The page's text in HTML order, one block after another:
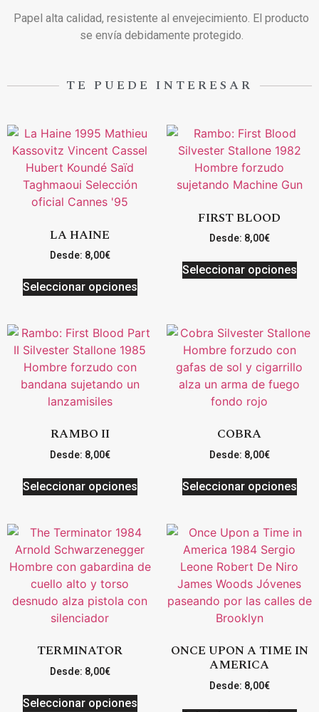
Papel alta calidad, resistente al envejecimiento. El producto
se envía debidamente protegido.
TE PUEDE INTERESAR
LA HAINE
Desde: 8,00€
Seleccionar opciones
FIRST BLOOD
Desde: 8,00€
Seleccionar opciones
RAMBO II
Desde: 8,00€
Seleccionar opciones
COBRA
Desde: 8,00€
Seleccionar opciones
TERMINATOR
Desde: 8,00€
Seleccionar opciones
ONCE UPON A TIME IN
AMERICA
Desde: 8,00€